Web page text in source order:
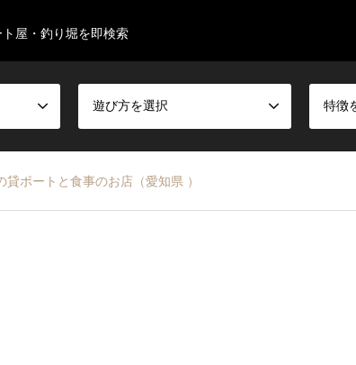
屋・釣り堀を即検索
遊び方を選択 特徴
貸ボートと食事のお店（愛知県 ）